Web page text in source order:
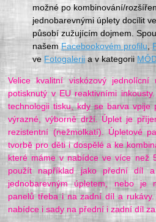
možné po kombinování/
jednobarevnými úplety docílit
působí zužujícím dojmem.
našem Facebookovém profilu
ve Fotogalerii a v kategorii
Velice kvalitní viskózový
potisknutý v EU reaktivními
technologii tisku, kdy se barva vpije
výrazné, výborně drží. Úplet je
rezistentní (nežmolkatí). Úpletové
tvorbě pro děti i dospělé a ke
které máme v nabídce ve více než
použít například jako přední díl a
jednobarevným úpletem, nebo je
panelů třeba i na zadní díl a
nabídce i sady na přední i zadní díl